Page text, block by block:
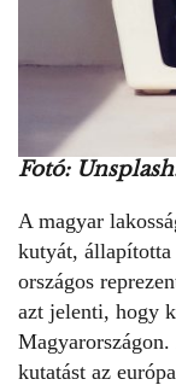
Fotó:
A magyar
kutyát, állapította
országos
azt jelenti, hogy
Magyarországon.
kutatást az